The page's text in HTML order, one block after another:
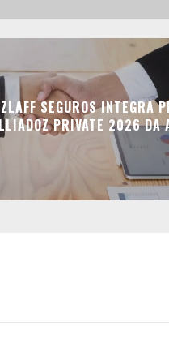
SEGUROS INTEGRA
PRIVATE 2026 DA